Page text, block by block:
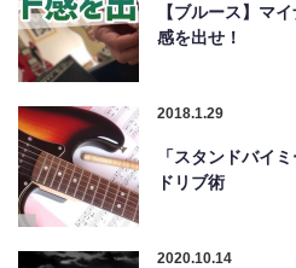
【ブルース】マ
感を出せ！
2018.1.29
「スタンドバイ
ドリブ術
2020.10.14